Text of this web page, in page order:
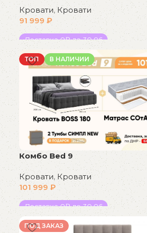
Кровати,Кровати
91 999 ₽
Доставка 0₽ до 30.06
В корзину
ТОП В НАЛИЧИИ
Комбо Bed 9
Кровати, Кровати
101 999 ₽
Доставка 0₽ до 30.06
В корзину
ПОД ЗАКАЗ